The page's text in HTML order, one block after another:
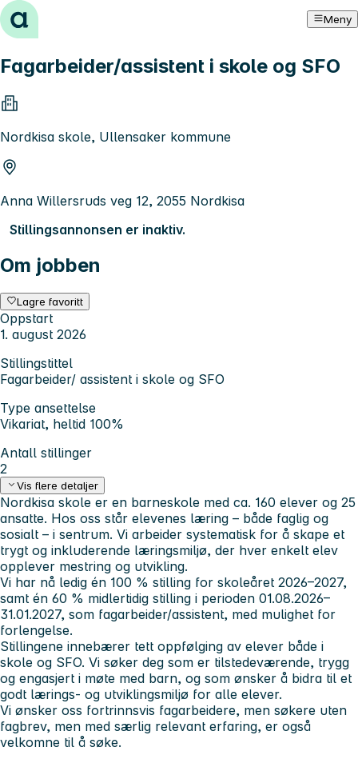
Hopp til innhold Meny
Fagarbeider/assistent i skole og SFO
Nordkisa skole, Ullensaker kommune
Anna Willersruds veg 12, 2055 Nordkisa
Stillingsannonsen er inaktiv.
Om jobben
Lagre favoritt
Oppstart
1. august 2026
Stillingstittel
Fagarbeider/ assistent i skole og SFO
Type ansettelse
Vikariat, heltid 100%
Antall stillinger
2
Vis flere detaljer
Nordkisa skole er en barneskole med ca. 160 elever og 25
ansatte. Hos oss står elevenes læring – både faglig og
sosialt – i sentrum. Vi arbeider systematisk for å skape et
trygt og inkluderende læringsmiljø, der hver enkelt elev
opplever mestring og utvikling.
Vi har nå ledig én 100 % stilling for skoleåret 2026–2027,
samt én 60 % midlertidig stilling i perioden 01.08.2026–
31.01.2027, som fagarbeider/assistent, med mulighet for
forlengelse.
Stillingene innebærer tett oppfølging av elever både i
skole og SFO. Vi søker deg som er tilstedeværende, trygg
og engasjert i møte med barn, og som ønsker å bidra til et
godt lærings- og utviklingsmiljø for alle elever.
Vi ønsker oss fortrinnsvis fagarbeidere, men søkere uten
fagbrev, men med særlig relevant erfaring, er også
velkomne til å søke.